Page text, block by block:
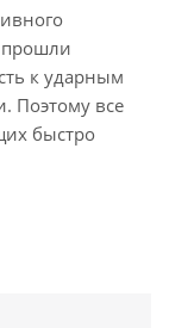
прошли
к ударным
Поэтому все
быстро